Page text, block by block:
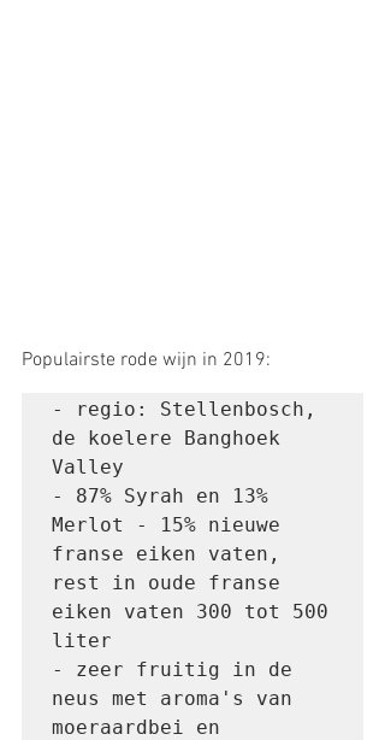
Populairste rode wijn in 2019:
- regio: Stellenbosch,
de koelere Banghoek
Valley
- 87% Syrah en 13%
Merlot - 15% nieuwe
franse eiken vaten,
rest in oude franse
eiken vaten 300 tot 500
liter
- zeer fruitig in de
neus met aroma's van
moeraardbei en